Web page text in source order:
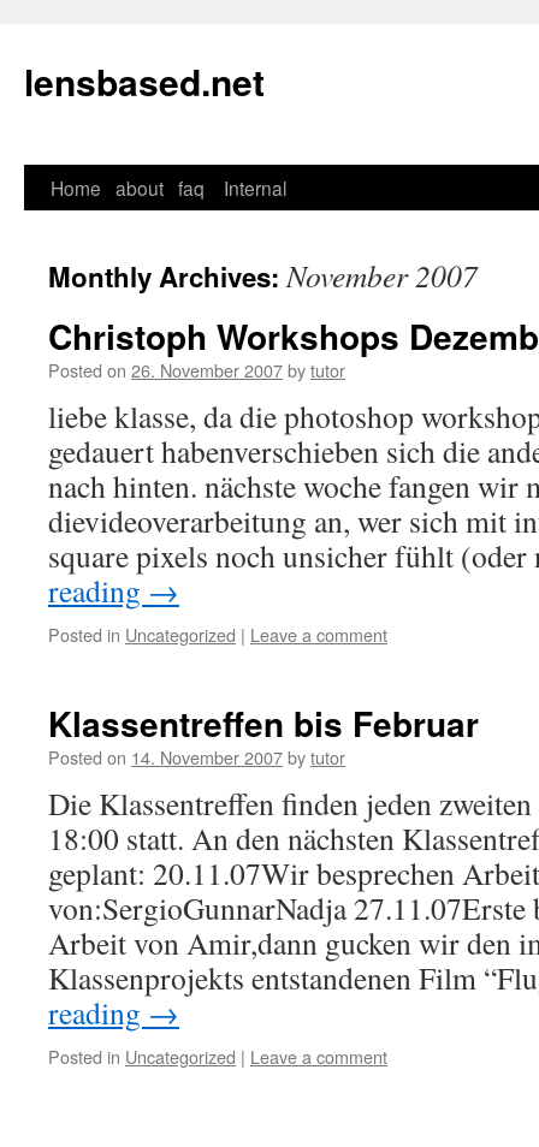
lensbased.net
Skip
content
Home about faq Internal
Monthly Archives:November 2007
Christoph Workshops
Posted on 26. November 2007bytutor
liebe klasse, da die photoshop
gedauert habenverschieben sich die
nach hinten. nächste woche fangen
dievideoverarbeitung an, wer sich mit
square pixels noch unsicher fühlt
reading →
Posted in Uncategorized | Leave a comment
Klassentreffen bis Februar
Posted on 14. November 2007bytutor
Die Klassentreffen finden jeden
18:00 statt. An den nächsten
geplant: 20.11.07Wir besprechen
von:SergioGunnarNadja 27.11.07Erste
Arbeit von Amir,dann gucken wir den
Klassenprojekts entstandenen Film
reading →
Posted in Uncategorized | Leave a comment